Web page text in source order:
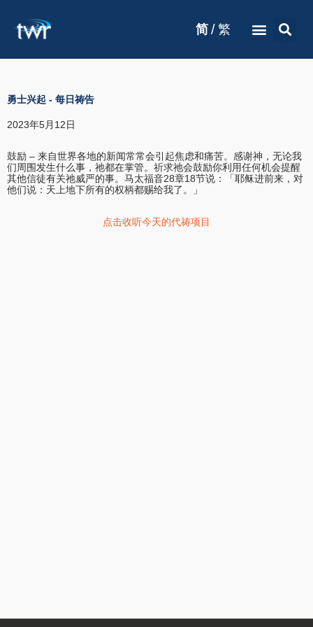
简 / 繁
勇士兴起 - 每日祷告
2023年5月12日
鼓励 – 来自世界各地的新闻常常会引起焦虑和痛苦。感谢神，无论我
们周围发生什么事，祂都在掌管。祈求祂会鼓励你利用任何机会提醒
其他信徒有关祂威严的事。马太福音28章18节说：「耶稣进前来，对
他们说：天上地下所有的权柄都赐给我了。」
点击收听今天的代祷项目